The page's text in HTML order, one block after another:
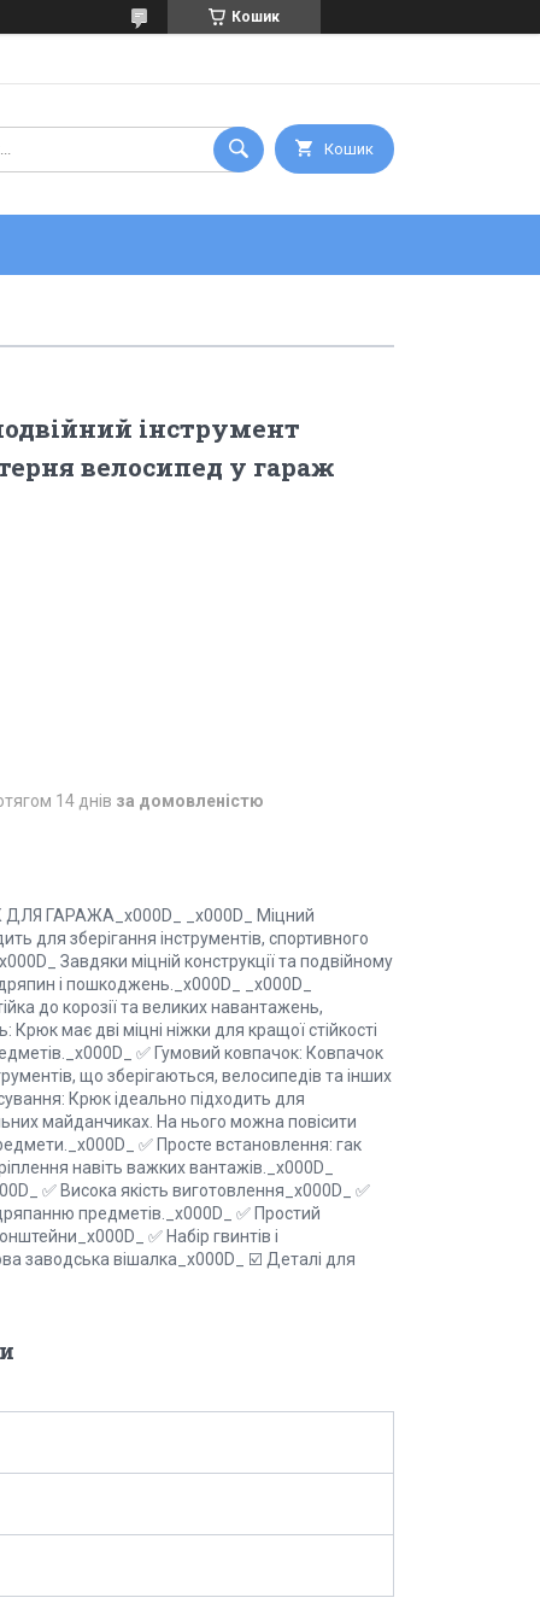
Кошик
Кошик
інструмент
велосипед у гараж
14 днів за домовленістю
ГАРАЖА_x000D_ _x000D_ Міцний
для зберігання інструментів, спортивного
Завдяки міцній конструкції та подвійному
і пошкоджень._x000D_ _x000D_
до корозії та великих навантажень,
Крюк має дві міцні ніжки для кращої стійкості
✅ Гумовий ковпачок: Ковпачок
що зберігаються, велосипедів та інших
Крюк ідеально підходить для
майданчиках. На нього можна повісити
✅ Просте встановлення: гак
навіть важких вантажів._x000D_
✅ Висока якість виготовлення_x000D_ ✅
предметів._x000D_ ✅ Простий
✅ Набір гвинтів і
заводська вішалка_x000D_ ☑️ Деталі для